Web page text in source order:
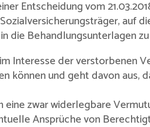
Entscheidung vom
auf
die Behandlungsunterlagen
Interesse der verstorbenen
können und geht davon aus,
zwar widerlegbare
Ansprüche von